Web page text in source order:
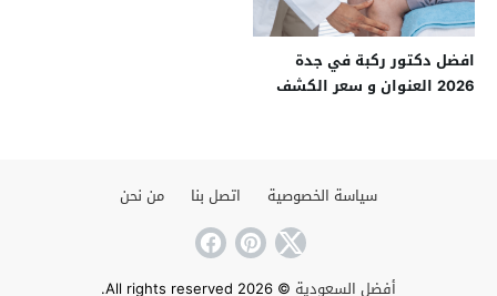
افضل دكتور ركبة في جدة
2026 العنوان و سعر الكشف
سياسة الخصوصية اتصل بنا من نحن
أفضل السعودية © 2026 All rights reserved.